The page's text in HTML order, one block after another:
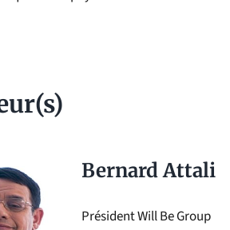
Bernard Attali
Président Will Be Group